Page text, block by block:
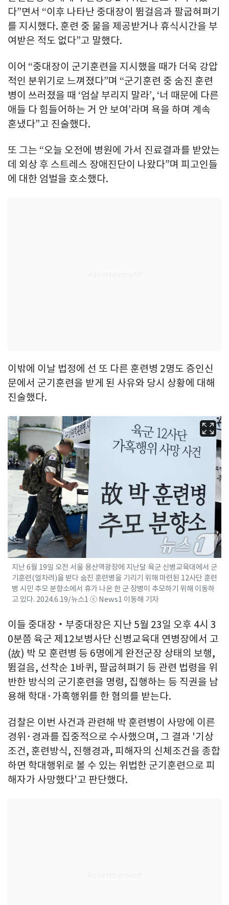
다”면서 “이후 나타난 중대장이 뜀걸음과 팔굽혀펴기
를 지시했다. 훈련 중 물을 제공받거나 휴식시간을 부
여받은 적도 없다”고 말했다.
이어 “중대장이 군기훈련을 지시했을 때가 더욱 강압
적인 분위기로 느껴졌다”며 “군기훈련 중 숨진 훈련
병이 쓰러졌을 때 ‘엄살 부리지 말라’, ‘너 때문에 다른
애들 다 힘들어하는 거 안 보여’라며 욕을 하며 계속
혼냈다”고 진술했다.
또 그는 “오늘 오전에 병원에 가서 진료결과를 받았는
데 외상 후 스트레스 장애진단이 나왔다”며 피고인들
에 대한 엄벌을 호소했다.
이밖에 이날 법정에 선 또 다른 훈련병 2명도 증인신
문에서 군기훈련을 받게 된 사유와 당시 상황에 대해
진술했다.
지난 6월 19일 오전 서울 용산역광장에 지난달 육군 신병교육대에서 군
기훈련(얼차려)을 받다 숨진 훈련병을 기리기 위해 마련된 12사단 훈련
병 시민 추모 분향소에서 휴가 나온 한 군 장병이 추모하기 위해 이동하
고 있다. 2024.6.19/뉴스1 ⓒ News1 이동해 기자
이들 중대장‧부중대장은 지난 5월 23일 오후 4시 3
0분쯤 육군 제12보병사단 신병교육대 연병장에서 고
(故) 박 모 훈련병 등 6명에게 완전군장 상태의 보행,
뜀걸음, 선착순 1바퀴, 팔굽혀펴기 등 관련 법령을 위
반한 방식의 군기훈련을 명령, 집행하는 등 직권을 남
용해 학대·가혹행위를 한 혐의를 받는다.
검찰은 이번 사건과 관련해 박 훈련병이 사망에 이른
경위·경과를 집중적으로 수사했으며, 그 결과 '기상
조건, 훈련방식, 진행경과, 피해자의 신체조건을 종합
하면 학대행위로 볼 수 있는 위법한 군기훈련으로 피
해자가 사망했다'고 판단했다.